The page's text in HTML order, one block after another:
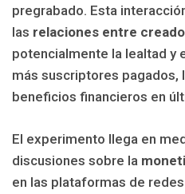
pregrabado. Esta
las relaciones entre
potencialmente la lealtad y
más suscriptores pagados,
beneficios financieros en
El experimento llega en
discusiones sobre la
en las plataformas de